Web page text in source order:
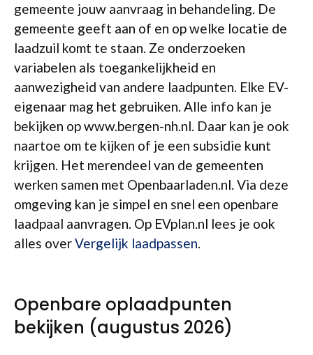
gemeente jouw aanvraag in behandeling. De
gemeente geeft aan of en op welke locatie de
laadzuil komt te staan. Ze onderzoeken
variabelen als toegankelijkheid en
aanwezigheid van andere laadpunten. Elke EV-
eigenaar mag het gebruiken. Alle info kan je
bekijken op www.bergen-nh.nl. Daar kan je ook
naartoe om te kijken of je een subsidie kunt
krijgen. Het merendeel van de gemeenten
werken samen met Openbaarladen.nl. Via deze
omgeving kan je simpel en snel een openbare
laadpaal aanvragen. Op EVplan.nl lees je ook
alles overVergelijk laadpassen.
Openbare oplaadpunten
bekijken (augustus 2026)